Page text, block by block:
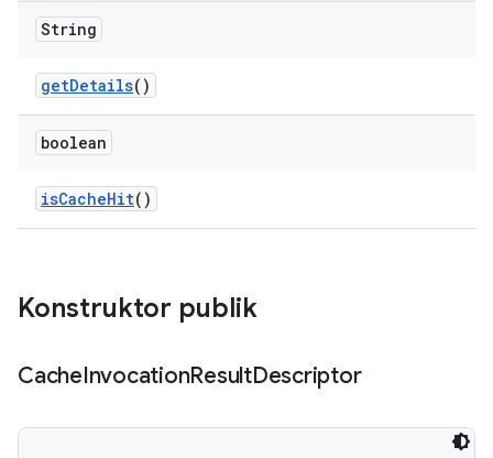
String
getDetails()
boolean
isCacheHit()
Konstruktor publik
CacheInvocationResultDescriptor